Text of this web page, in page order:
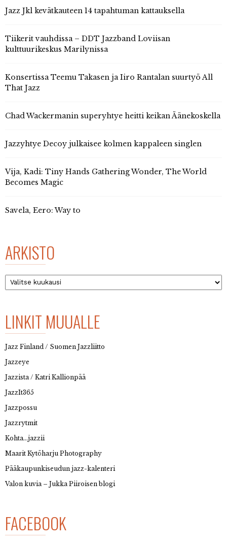
Jazz Jkl kevätkauteen 14 tapahtuman kattauksella
Tiikerit vauhdissa – DDT Jazzband Loviisan
kulttuurikeskus Marilynissa
Konsertissa Teemu Takasen ja Iiro Rantalan suurtyö All
That Jazz
Chad Wackermanin superyhtye heitti keikan Äänekoskella
Jazzyhtye Decoy julkaisee kolmen kappaleen singlen
Vija, Kadi: Tiny Hands Gathering Wonder, The World
Becomes Magic
Savela, Eero: Way to
ARKISTO
Arkisto
LINKIT MUUALLE
Jazz Finland / Suomen Jazzliitto
Jazzeye
Jazzista / Katri Kallionpää
JazzIt365
Jazzpossu
Jazzrytmit
Kohta…jazzii
Maarit Kytöharju Photography
Pääkaupunkiseudun jazz-kalenteri
Valon kuvia – Jukka Piiroisen blogi
FACEBOOK